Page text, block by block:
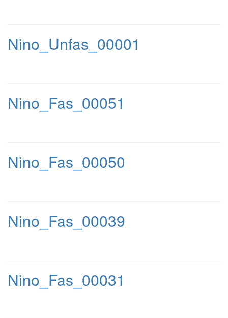
Nino_Unfas_00001
Nino_Fas_00051
Nino_Fas_00050
Nino_Fas_00039
Nino_Fas_00031